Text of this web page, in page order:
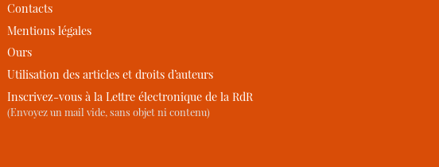
Contacts
Mentions légales
Ours
Utilisation des articles et droits d’auteurs
Inscrivez-vous à la Lettre électronique de la RdR
(Envoyez un mail vide, sans objet ni contenu)